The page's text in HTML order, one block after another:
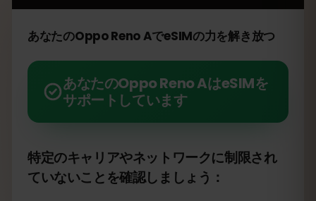
あなたのOppo Reno AでeSIMの力を解き放つ
あなたのOppo Reno AはeSIMを
サポートしています
特定のキャリアやネットワークに制限され
ていないことを確認しましょう：